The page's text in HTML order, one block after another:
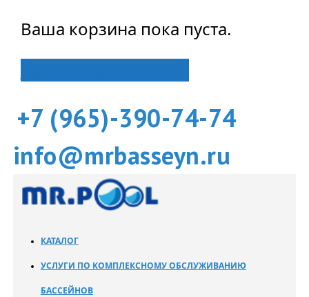
Ваша корзина пока пуста.
+7 (965)-390-74-74
info@mrbasseyn.ru
КАТАЛОГ
УСЛУГИ ПО КОМПЛЕКСНОМУ ОБСЛУЖИВАНИЮ
БАССЕЙНОВ